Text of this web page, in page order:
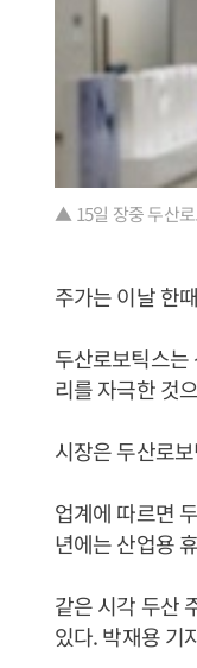
▲ 15일 장중 두산
주가는 이날 한
두산로보틱스는
리를 자극한 것
시장은 두산로
업계에 따르면
년에는 산업용
같은 시각 두산
있다. 박재용 기